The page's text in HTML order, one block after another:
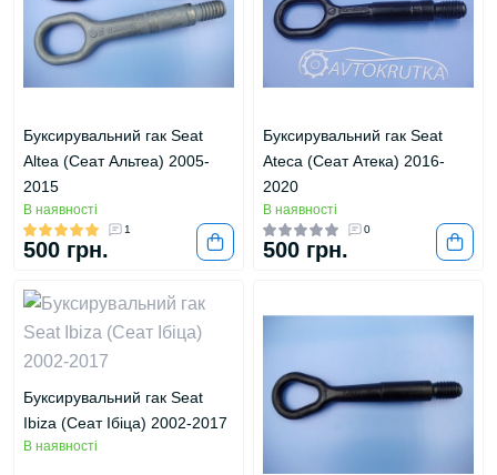
Буксирувальний гак Seat
Altea (Сеат Альтеа) 2005-
2015
В наявності
1
500 грн.
Буксирувальний гак Seat
Ateca (Сеат Атека) 2016-
2020
В наявності
0
500 грн.
Буксирувальний гак Seat
Ibiza (Сеат Ібіца) 2002-2017
В наявності